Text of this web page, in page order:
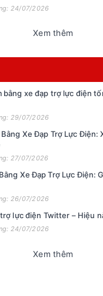
24/07/2026
Xem thêm
bằng xe đạp trợ lực điện
29/07/2026
Bằng Xe Đạp Trợ Lực Điện:
27/07/2026
Xe Đạp Trợ Lực Điện:
26/07/2026
lực điện Twitter – Hiệu
24/07/2026
Xem thêm